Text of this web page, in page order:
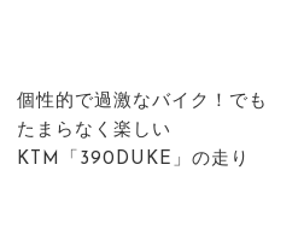
個性的で過激なバイク！でも
たまらなく楽しい
KTM「390DUKE」の走り